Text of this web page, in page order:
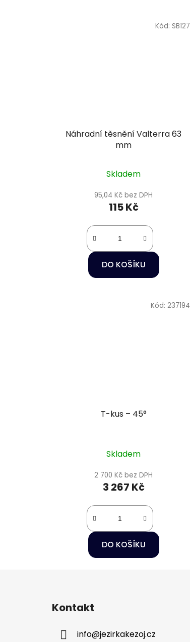
Náhradní těsnění Valterra 63
mm
Skladem
95,04 Kč bez DPH
115 Kč
DO KOŠÍKU
Kód: SB127
T-kus – 45°
Skladem
2 700 Kč bez DPH
3 267 Kč
DO KOŠÍKU
Kód: 237194
Kontakt
info@jezirkakezoj.cz